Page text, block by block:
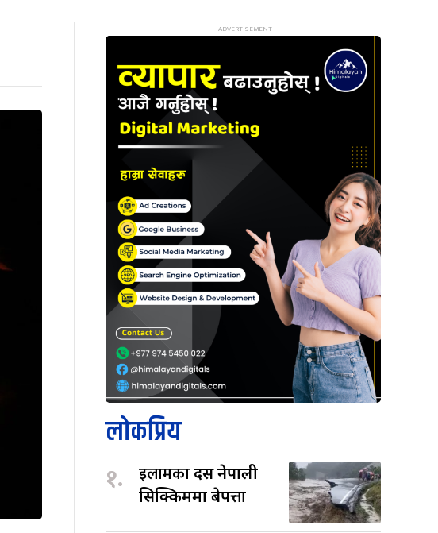
लोकप्रिय
१. इलामकादस नेपाली
सिक्किममा बेपत्ता